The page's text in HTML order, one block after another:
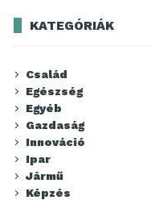
KATEGÓRIÁK
Család
Egészség
Egyéb
Gazdaság
Innováció
Ipar
Jármű
Képzés